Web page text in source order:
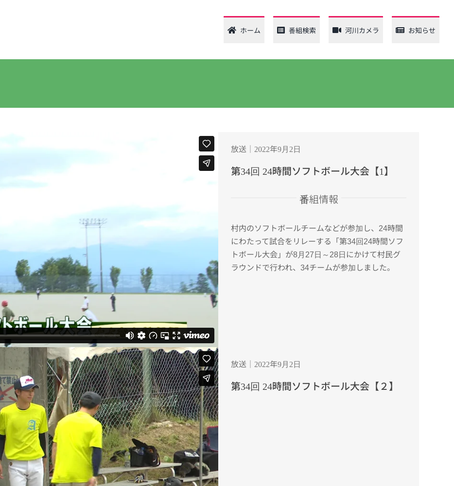
ホーム 番組検索 河川カメラ お知らせ
放送｜2022年9月2日
第34回 24時間ソフトボール大会【1】
番組情報
村内のソフトボールチームなどが参加し、24時間
にわたって試合をリレーする「第34回24時間ソフ
トボール大会」が8月27日～28日にかけて村民グ
ラウンドで行われ、34チームが参加しました。
放送｜2022年9月2日
第34回 24時間ソフトボール大会【２】